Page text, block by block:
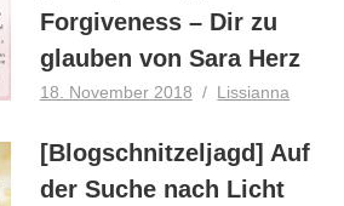
Forgiveness – Dir zu
glauben von Sara Herz
18. November 2018 Lissianna
[Blogschnitzeljagd] Auf
der Suche nach Licht